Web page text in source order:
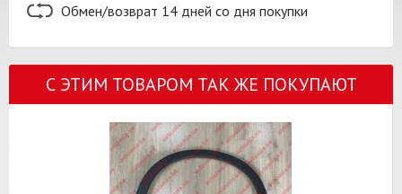
Обмен/возврат 14 дней со дня покупки
С ЭТИМ ТОВАРОМ ТАК ЖЕ ПОКУПАЮТ